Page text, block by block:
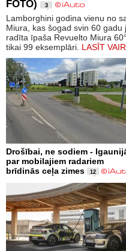
FOTO) 3
Lamborghini godina vienu no
Miura, kas šogad svin 60
radīta īpaša Revuelto Miura
tikai 99 eksemplāri. LASĪT
Drošībai, ne sodiem -
par mobilajiem radariem
brīdinās ceļa zimes
12